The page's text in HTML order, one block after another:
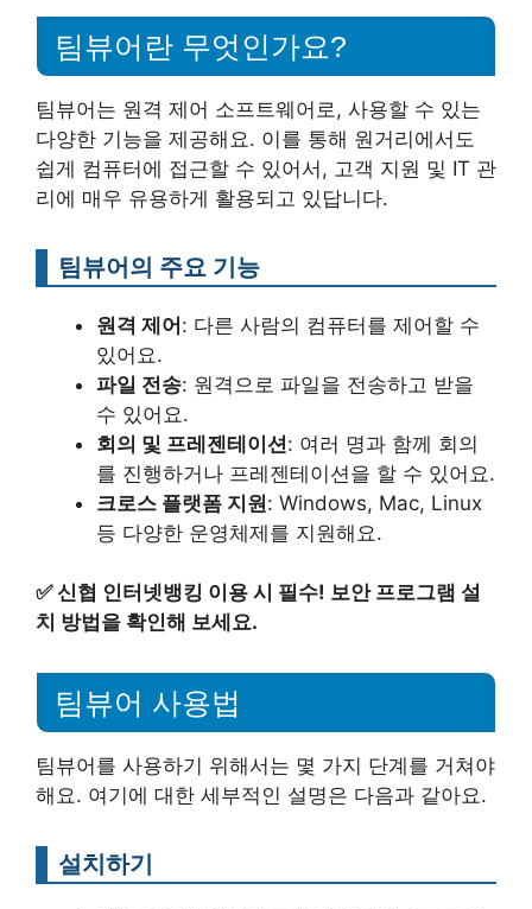
팀뷰어란 무엇인가요?
팀뷰어는 원격 제어 소프트웨어로, 사용할 수 있는
다양한 기능을 제공해요. 이를 통해 원거리에서도
쉽게 컴퓨터에 접근할 수 있어서, 고객 지원 및 IT 관
리에 매우 유용하게 활용되고 있답니다.
팀뷰어의 주요 기능
원격 제어: 다른 사람의 컴퓨터를 제어할 수
있어요.
파일 전송: 원격으로 파일을 전송하고 받을
수 있어요.
회의 및 프레젠테이션: 여러 명과 함께 회의
를 진행하거나 프레젠테이션을 할 수 있어요.
크로스 플랫폼 지원: Windows, Mac, Linux
등 다양한 운영체제를 지원해요.
✅신협 인터넷뱅킹 이용 시 필수! 보안 프로그램 설
치 방법을 확인해 보세요.
팀뷰어 사용법
팀뷰어를 사용하기 위해서는 몇 가지 단계를 거쳐야
해요. 여기에 대한 세부적인 설명은 다음과 같아요.
설치하기